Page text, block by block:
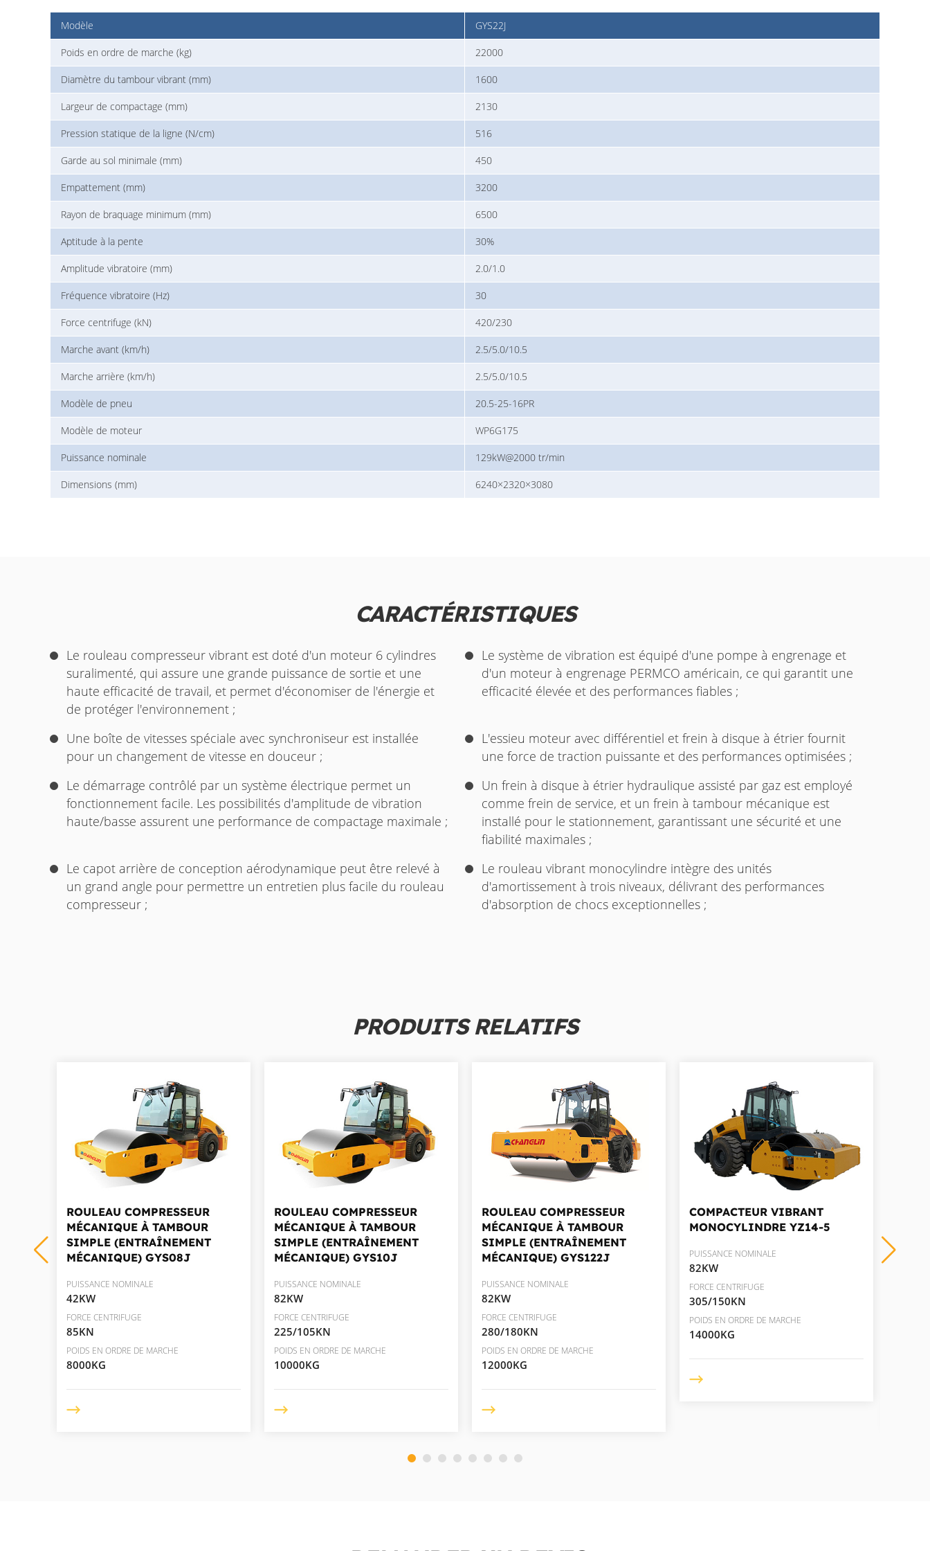
Modèle GYS22J
Poids en ordre de marche (kg) 22000
Diamètre du tambour vibrant (mm) 1600
Largeur de compactage (mm) 2130
Pression statique de la ligne (N/cm) 516
Garde au sol minimale (mm) 450
Empattement (mm) 3200
Rayon de braquage minimum (mm) 6500
Aptitude à la pente 30%
Amplitude vibratoire (mm) 2.0/1.0
Fréquence vibratoire (Hz) 30
Force centrifuge (kN) 420/230
Marche avant (km/h) 2.5/5.0/10.5
Marche arrière (km/h) 2.5/5.0/10.5
Modèle de pneu 20.5-25-16PR
Modèle de moteur WP6G175
Puissance nominale 129kW@2000 tr/min
Dimensions (mm) 6240×2320×3080
CARACTÉRISTIQUES
Le rouleau compresseur vibrant est doté d'un moteur 6 cylindres
suralimenté, qui assure une grande puissance de sortie et une
haute efficacité de travail, et permet d'économiser de l'énergie et
de protéger l'environnement ;
Le système de vibration est équipé d'une pompe à engrenage et
d'un moteur à engrenage PERMCO américain, ce qui garantit une
efficacité élevée et des performances fiables ;
Une boîte de vitesses spéciale avec synchroniseur est installée
pour un changement de vitesse en douceur ;
L'essieu moteur avec différentiel et frein à disque à étrier fournit
une force de traction puissante et des performances optimisées ;
Le démarrage contrôlé par un système électrique permet un
fonctionnement facile. Les possibilités d'amplitude de vibration
haute/basse assurent une performance de compactage maximale ;
Un frein à disque à étrier hydraulique assisté par gaz est employé
comme frein de service, et un frein à tambour mécanique est
installé pour le stationnement, garantissant une sécurité et une
fiabilité maximales ;
Le capot arrière de conception aérodynamique peut être relevé à
un grand angle pour permettre un entretien plus facile du rouleau
compresseur ;
Le rouleau vibrant monocylindre intègre des unités
d'amortissement à trois niveaux, délivrant des performances
d'absorption de chocs exceptionnelles ;
PRODUITS RELATIFS
ROULEAU COMPRESSEUR
MÉCANIQUE À TAMBOUR
SIMPLE (ENTRAÎNEMENT
MÉCANIQUE) GYS08J
PUISSANCE NOMINALE
42KW
FORCE CENTRIFUGE
85KN
POIDS EN ORDRE DE MARCHE
8000KG
ROULEAU COMPRESSEUR
MÉCANIQUE À TAMBOUR
SIMPLE (ENTRAÎNEMENT
MÉCANIQUE) GYS10J
PUISSANCE NOMINALE
82KW
FORCE CENTRIFUGE
225/105KN
POIDS EN ORDRE DE MARCHE
10000KG
ROULEAU COMPRESSEUR
MÉCANIQUE À TAMBOUR
SIMPLE (ENTRAÎNEMENT
MÉCANIQUE) GYS122J
PUISSANCE NOMINALE
82KW
FORCE CENTRIFUGE
280/180KN
POIDS EN ORDRE DE MARCHE
12000KG
COMPACTEUR VIBRANT
MONOCYLINDRE YZ14-5
PUISSANCE NOMINALE
82KW
FORCE CENTRIFUGE
305/150KN
POIDS EN ORDRE DE MARCHE
14000KG